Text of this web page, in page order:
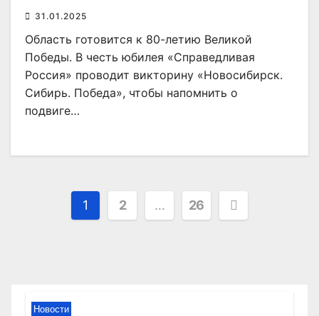
31.01.2025
Область готовится к 80-летию Великой
Победы. В честь юбилея «Справедливая
Россия» проводит викторину «Новосибирск.
Сибирь. Победа», чтобы напомнить о
подвиге…
Пагинация
1 2 … 26
Новости